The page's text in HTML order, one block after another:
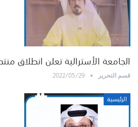
الجامعة الأسترالية تعلن انطلاق
قسم التحرير 2022/05/29
الرئيسية